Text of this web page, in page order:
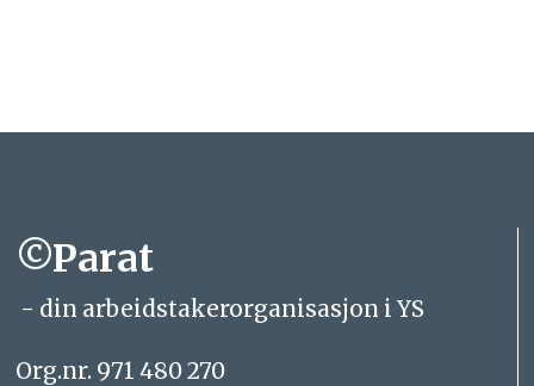
©Parat
- din arbeidstakerorganisasjon i YS
Org.nr. 971 480 270